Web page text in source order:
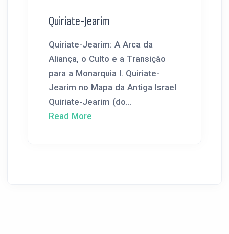
Quiriate-Jearim
Quiriate-Jearim: A Arca da
Aliança, o Culto e a Transição
para a Monarquia I. Quiriate-
Jearim no Mapa da Antiga Israel
Quiriate-Jearim (do...
Read More